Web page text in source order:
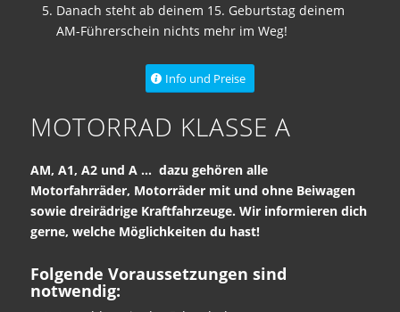
Danach steht ab deinem 15. Geburtstag deinem
AM-Führerschein nichts mehr im Weg!
Info und Preise
MOTORRAD KLASSE A
AM, A1, A2 und A … dazu gehören alle
Motorfahrräder, Motorräder mit und ohne Beiwagen
sowie dreirädrige Kraftfahrzeuge. Wir informieren dich
gerne, welche Möglichkeiten du hast!
Folgende Voraussetzungen sind
notwendig: